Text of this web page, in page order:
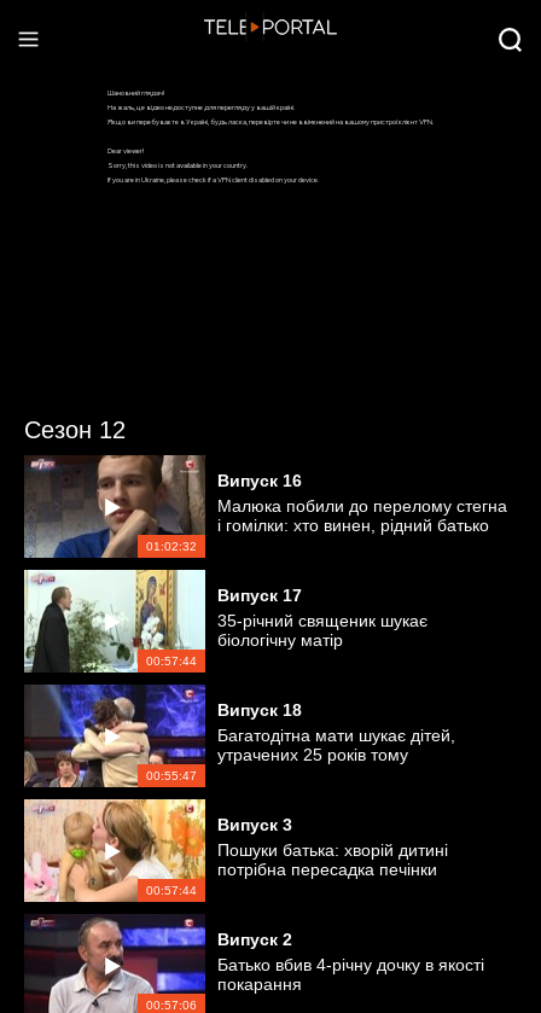
Сезон 12
01:02:32
Випуск 16
Малюка побили до перелому стегна
і гомілки: хто винен, рідний батько
00:57:44
Випуск 17
35-річний священик шукає
біологічну матір
00:55:47
Випуск 18
Багатодітна мати шукає дітей,
утрачених 25 років тому
00:57:44
Випуск 3
Пошуки батька: хворій дитині
потрібна пересадка печінки
00:57:06
Випуск 2
Батько вбив 4-річну дочку в якості
покарання